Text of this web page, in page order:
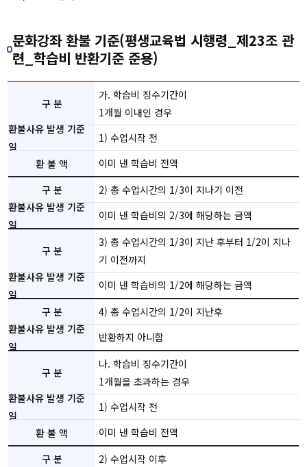
문화강좌 환불 기준(평생교육법 시행령_제23조 관
련_학습비 반환기준 준용)
가. 학습비 징수기간이
1개월 이내인 경우
1) 수업시작 전
이미 낸 학습비 전액
2) 총 수업시간의 1/3이 지나기 이전
이미 낸 학습비의 2/3에 해당하는 금액
3) 총 수업시간의 1/3이 지난 후부터 1/2이 지나
기 이전까지
이미 낸 학습비의 1/2에 해당하는 금액
4) 총 수업시간의 1/2이 지난후
반환하지 아니함
나. 학습비 징수기간이
1개월을 초과하는 경우
1) 수업시작 전
이미 낸 학습비 전액
2) 수업시작 이후